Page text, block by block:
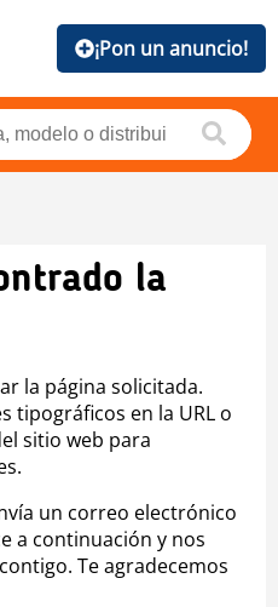
¡Pon un anuncio!
la
la página solicitada.
tipográficos en la URL o
sitio web para
un correo electrónico
a continuación y nos
Te agradecemos